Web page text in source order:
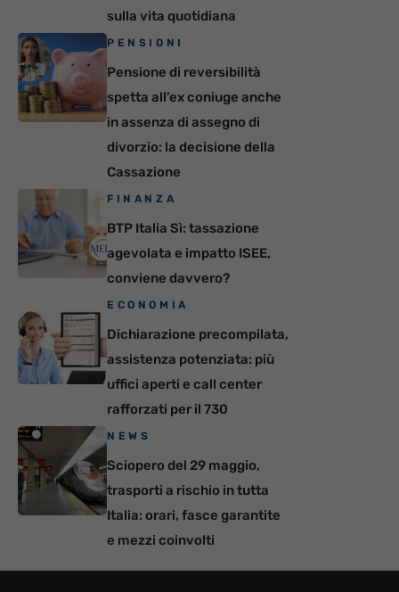
sulla vita quotidiana
PENSIONI
Pensione di reversibilità
spetta all’ex coniuge anche
in assenza di assegno di
divorzio: la decisione della
Cassazione
FINANZA
BTP Italia Sì: tassazione
agevolata e impatto ISEE,
conviene davvero?
ECONOMIA
Dichiarazione precompilata,
assistenza potenziata: più
uffici aperti e call center
rafforzati per il 730
NEWS
Sciopero del 29 maggio,
trasporti a rischio in tutta
Italia: orari, fasce garantite
e mezzi coinvolti